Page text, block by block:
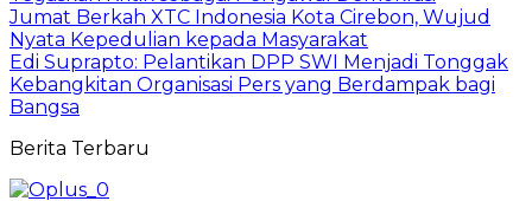
Jumat Berkah XTC Indonesia Kota Cirebon, Wujud
Nyata Kepedulian kepada Masyarakat
Edi Suprapto: Pelantikan DPP SWI Menjadi Tonggak
Kebangkitan Organisasi Pers yang Berdampak bagi
Bangsa
Berita Terbaru